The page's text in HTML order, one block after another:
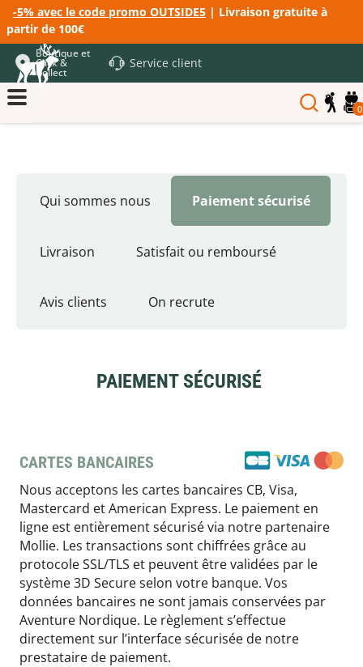
-5% avec le code promo OUTSIDE5 | Livraison gratuite à
partir de 100€
Boutique et
Click &
Collect
Service client
0
Qui sommes nous Paiement sécurisé
Livraison Satisfait ou remboursé
Avis clients On recrute
PAIEMENT SÉCURISÉ
CARTES BANCAIRES
Nous acceptons les cartes bancaires CB, Visa,
Mastercard et American Express. Le paiement en
ligne est entièrement sécurisé via notre partenaire
Mollie. Les transactions sont chiffrées grâce au
protocole SSL/TLS et peuvent être validées par le
système 3D Secure selon votre banque. Vos
données bancaires ne sont jamais conservées par
Aventure Nordique. Le règlement s’effectue
directement sur l’interface sécurisée de notre
prestataire de paiement.